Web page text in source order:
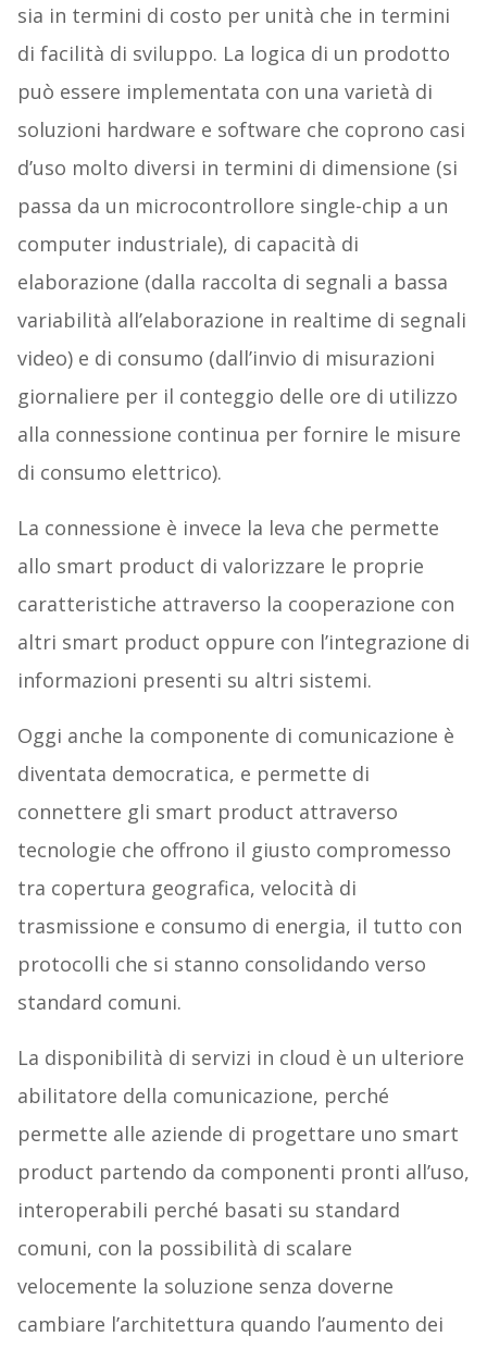
sia in termini di costo per unità che in termini
di facilità di sviluppo. La logica di un prodotto
può essere implementata con una varietà di
soluzioni hardware e software che coprono casi
d’uso molto diversi in termini di dimensione (si
passa da un microcontrollore single-chip a un
computer industriale), di capacità di
elaborazione (dalla raccolta di segnali a bassa
variabilità all’elaborazione in realtime di segnali
video) e di consumo (dall’invio di misurazioni
giornaliere per il conteggio delle ore di utilizzo
alla connessione continua per fornire le misure
di consumo elettrico).
La connessione è invece la leva che permette
allo smart product di valorizzare le proprie
caratteristiche attraverso la cooperazione con
altri smart product oppure con l’integrazione di
informazioni presenti su altri sistemi.
Oggi anche la componente di comunicazione è
diventata democratica, e permette di
connettere gli smart product attraverso
tecnologie che offrono il giusto compromesso
tra copertura geografica, velocità di
trasmissione e consumo di energia, il tutto con
protocolli che si stanno consolidando verso
standard comuni.
La disponibilità di servizi in cloud è un ulteriore
abilitatore della comunicazione, perché
permette alle aziende di progettare uno smart
product partendo da componenti pronti all’uso,
interoperabili perché basati su standard
comuni, con la possibilità di scalare
velocemente la soluzione senza doverne
cambiare l’architettura quando l’aumento dei